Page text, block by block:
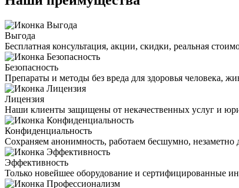
Выгода
Бесплатная консультация, акции, скидки, реальная
Безопасность
Препараты и методы без вреда для здоровья человека,
Лицензия
Наши клиенты защищены от некачественных услуг и
Конфиденциальность
Сохраняем анонимность, работаем бесшумно, незаметно
Эффективность
Только новейшее оборудование и сертифицированные